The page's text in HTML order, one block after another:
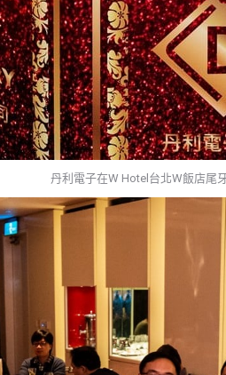
丹利電子在W Hotel台北W飯店尾